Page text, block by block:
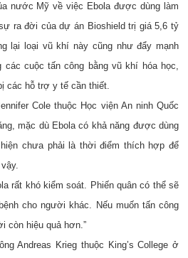
nước Mỹ về việc Ebola được dùng làm
ra đời của dự án Bioshield trị giá 5,6 tỷ
lại loại vũ khí này cũng như đẩy mạnh
các cuộc tấn công bằng vũ khí hóa học,
các hỗ trợ y tế cần thiết.
Cole thuộc Học viện An ninh Quốc
mặc dù Ebola có khả năng được dùng
chưa phải là thời điểm thích hợp để
rất khó kiểm soát. Phiến quân có thể sẽ
cho người khác. Nếu muốn tấn công
còn hiệu quả hơn.”
Andreas Krieg thuộc King’s College ở